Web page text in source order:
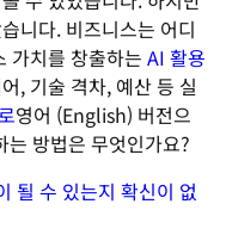
니다. 비즈니스는 어디
가치를 창출하는 AI 활용
, 기술 격차, 예산 등 실
영어 (English) 버전으
는 방법은 무엇인가요?
될 수 있는지 확신이 없